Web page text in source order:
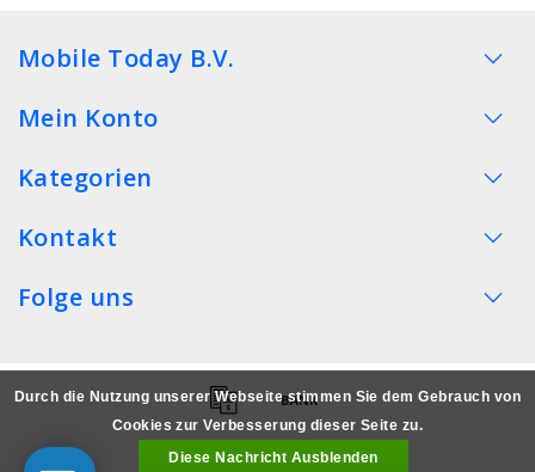
Mobile Today B.V.
Mein Konto
Kategorien
Kontakt
Folge uns
Durch die Nutzung unserer Webseite stimmen Sie dem Gebrauch von
Cookies zur Verbesserung dieser Seite zu.
Diese Nachricht Ausblenden